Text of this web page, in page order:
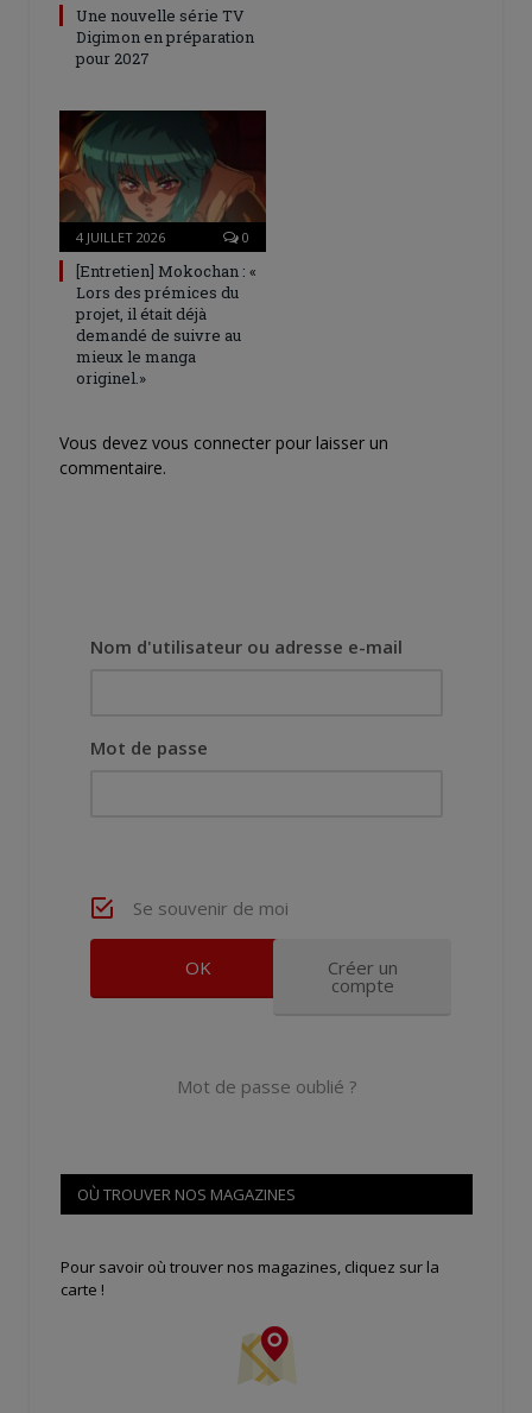
Une nouvelle série TV
Digimon en préparation
pour 2027
4 JUILLET 2026 0
[Entretien] Mokochan : «
Lors des prémices du
projet, il était déjà
demandé de suivre au
mieux le manga
originel.»
Vous devez vous connecter pour laisser un
commentaire.
Nom d'utilisateur ou adresse e-mail
Mot de passe
Se souvenir de moi
Créer un
compte
Mot de passe oublié ?
OÙ TROUVER NOS MAGAZINES
Pour savoir où trouver nos magazines, cliquez sur la
carte !